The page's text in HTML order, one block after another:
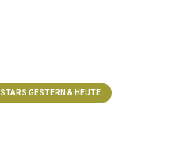
STARS GESTERN & HEUTE